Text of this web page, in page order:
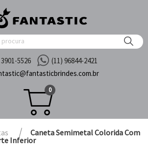
5526
(11) 96844-2421
fantasticbrindes.com.br
0
Caneta Semimetal Colorida Com
Inferior